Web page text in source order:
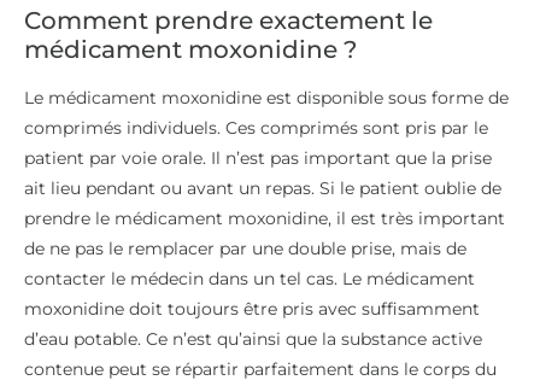
Comment prendre exactement le
médicament moxonidine ?
Le médicament moxonidine est disponible sous forme de
comprimés individuels. Ces comprimés sont pris par le
patient par voie orale. Il n’est pas important que la prise
ait lieu pendant ou avant un repas. Si le patient oublie de
prendre le médicament moxonidine, il est très important
de ne pas le remplacer par une double prise, mais de
contacter le médecin dans un tel cas. Le médicament
moxonidine doit toujours être pris avec suffisamment
d’eau potable. Ce n’est qu’ainsi que la substance active
contenue peut se répartir parfaitement dans le corps du